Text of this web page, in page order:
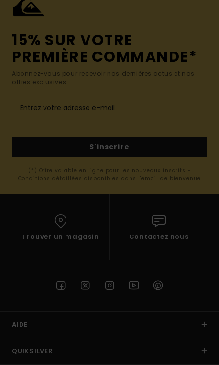
15% SUR VOTRE
PREMIÈRE COMMANDE*
Abonnez-vous pour recevoir nos dernières actus et nos
offres exclusives.
S'inscrire
(*) Offre valable en ligne pour les nouveaux inscrits -
Conditions détaillées disponibles dans l'email de bienvenue
Trouver un magasin Contactez nous
AIDE
QUIKSILVER